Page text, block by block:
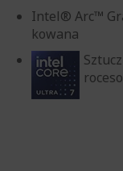
Intel® Arc™
kowana